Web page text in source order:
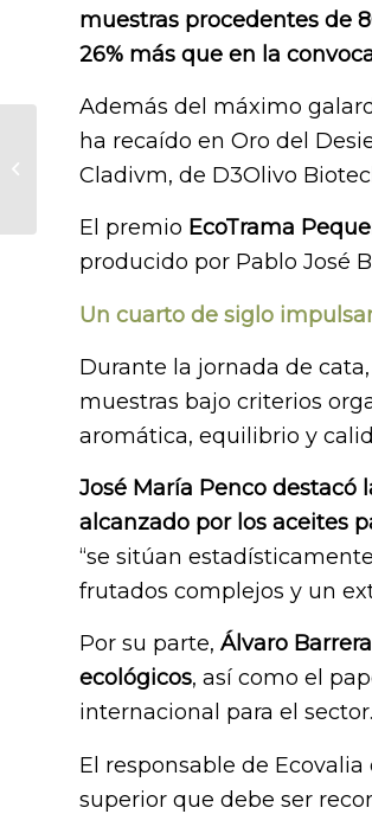
muestras procedentes de
26% más que en la
Además del máximo
ha recaído en Oro del
Cladivm, de D3Olivo
El premio EcoTrama
producido por Pablo José
Un cuarto de siglo
Durante la jornada de
muestras bajo criterios
aromática, equilibrio y
José María Penco destacó
alcanzado por los aceites
“se sitúan
frutados complejos y un
Por su parte, Álvaro
ecológicos, así como el
internacional para el sector.
El responsable de
superior que debe ser
El Reserva de Familia
Dehesa El Molinillo se
premios...